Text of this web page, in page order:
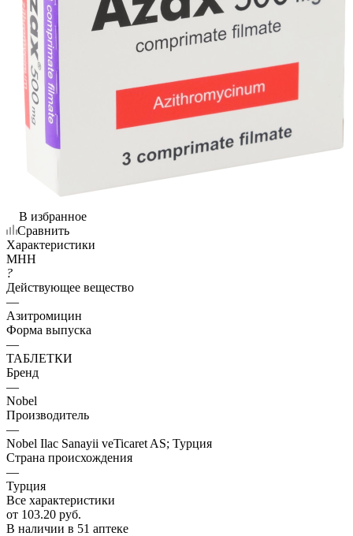
В избранное
Сравнить
Характеристики
МНН
?
Действующее вещество
—
Азитромицин
Форма выпуска
—
ТАБЛЕТКИ
Бренд
—
Nobel
Производитель
—
Nobel Ilac Sanayii veTicaret AS; Турция
Страна происхождения
—
Турция
Все характеристики
от 103.20 руб.
В наличии в 51 аптеке